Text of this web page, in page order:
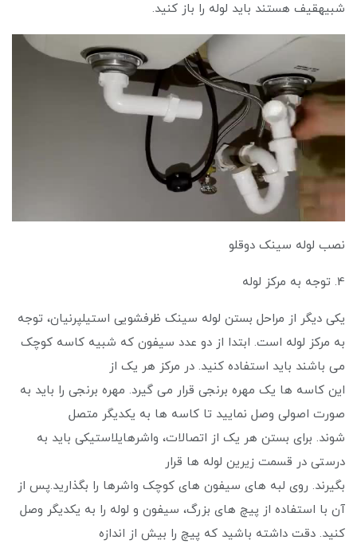
شبیهقیف هستند باید لوله را باز کنید.
نصب لوله سینک دوقلو
4. توجه به مرکز لوله
یکی دیگر از مراحل بستن لوله سینک ظرفشویی استیلپرنیان، توجه
به مرکز لوله است. ابتدا از دو عدد سیفون که شبیه کاسه کوچک
می باشند باید استفاده کنید. در مرکز هر یک از
این کاسه ‌ها یک مهره برنجی قرار می‌ گیرد. مهره برنجی را باید به
صورت اصولی وصل نمایید تا کاسه ها به یکدیگر متصل
شوند. برای بستن هر یک از اتصالات، واشرهایلاستیکی باید به
درستی در قسمت زیرین لوله ها قرار
بگیرند. روی لبه ‌های سیفون های کوچک واشرها را بگذارید.پس از
آن با استفاده از پیچ های بزرگ، سیفون و لوله را به یکدیگر وصل
کنید. دقت داشته باشید که پیچ را بیش از اندازه